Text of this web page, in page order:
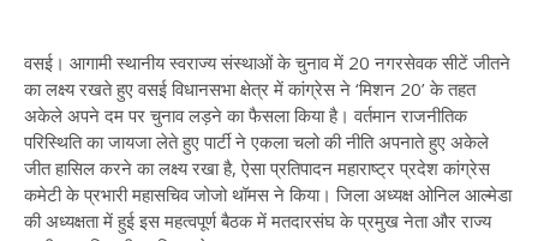
वसई। आगामी स्थानीय स्वराज्य संस्थाओं के चुनाव में 20 नगरसेवक सीटें जीतने
का लक्ष्य रखते हुए वसई विधानसभा क्षेत्र में कांग्रेस ने ‘मिशन 20’ के तहत
अकेले अपने दम पर चुनाव लड़ने का फैसला किया है। वर्तमान राजनीतिक
परिस्थिति का जायजा लेते हुए पार्टी ने एकला चलो की नीति अपनाते हुए अकेले
जीत हासिल करने का लक्ष्य रखा है, ऐसा प्रतिपादन महाराष्ट्र प्रदेश कांग्रेस
कमेटी के प्रभारी महासचिव जोजो थॉमस ने किया। जिला अध्यक्ष ओनिल आल्मेडा
की अध्यक्षता में हुई इस महत्वपूर्ण बैठक में मतदारसंघ के प्रमुख नेता और राज्य